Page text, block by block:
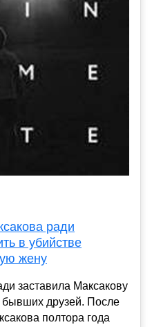
ради
в убийстве
жену
заставила Максакову
бывших друзей. После
полтора года